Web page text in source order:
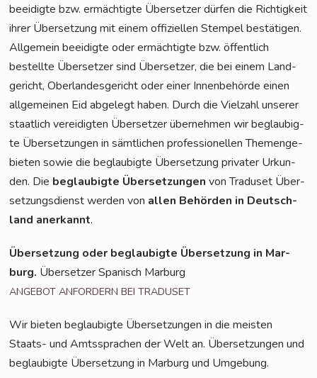
beei­dig­te bzw. ermäch­tig­te Über­set­zer dür­fen die Rich­tig­keit
ihrer Über­set­zung mit einem offi­zi­el­len Stem­pel bestä­ti­gen.
All­ge­mein beei­dig­te oder ermäch­tig­te bzw. öffent­lich
bestell­te Über­set­zer sind Über­set­zer, die bei einem Land­
ge­richt, Ober­lan­des­ge­richt oder einer Innen­be­hör­de einen
all­ge­mei­nen Eid abge­legt haben. Durch die Viel­zahl unse­rer
staat­lich ver­ei­dig­ten Über­set­zer über­neh­men wir beglau­big­
te Über­set­zun­gen in sämt­li­chen pro­fes­sio­nel­len The­men­ge­
bie­ten sowie die beglau­big­te Über­set­zung pri­va­ter Urkun­
den. Die beglau­big­te Über­set­zun­gen von Tra­du­set Über­
set­zungs­dienst wer­den von allen Behör­den in Deutsch­
land aner­kannt.
Über­set­zung oder beglau­big­te Über­set­zung in Mar­
burg. Über­set­zer Spa­nisch Marburg
ANGEBOT ANFORDERN BEI TRADUSET
Wir bie­ten beglau­big­te Über­set­zun­gen in die meis­ten
Staats- und Amts­spra­chen der Welt an. Über­set­zun­gen und
beglau­big­te Über­set­zung in Mar­burg und Umgebung.